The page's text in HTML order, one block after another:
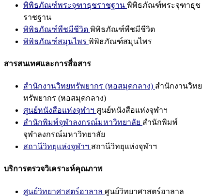
พิพิธภัณฑ์พระจุฑาธุชราชฐาน พิพิธภัณฑ์พระจุฑาธุช
ราชฐาน
พิพิธภัณฑ์พืชมีชีวิต พิพิธภัณฑ์พืชมีชีวิต
พิพิธภัณฑ์สมุนไพร พิพิธภัณฑ์สมุนไพร
สารสนเทศและการสื่อสาร
สำนักงานวิทยทรัพยากร (หอสมุดกลาง) สำนักงานวิทย
ทรัพยากร (หอสมุดกลาง)
ศูนย์หนังสือแห่งจุฬาฯ ศูนย์หนังสือแห่งจุฬาฯ
สำนักพิมพ์จุฬาลงกรณ์มหาวิทยาลัย สำนักพิมพ์
จุฬาลงกรณ์มหาวิทยาลัย
สถานีวิทยุแห่งจุฬาฯ สถานีวิทยุแห่งจุฬาฯ
บริการตรวจวิเคราะห์คุณภาพ
ศูนย์วิทยาศาสตร์ฮาลาล ศูนย์วิทยาศาสตร์ฮาลาล